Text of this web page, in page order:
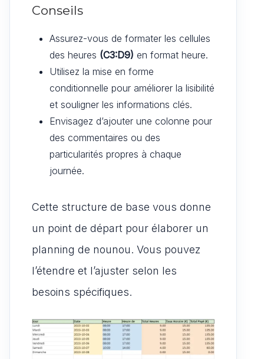
Conseils
Assurez-vous de formater les cellules
des heures (C3:D9) en format heure.
Utilisez la mise en forme
conditionnelle pour améliorer la lisibilité
et souligner les informations clés.
Envisagez d’ajouter une colonne pour
des commentaires ou des
particularités propres à chaque
journée.
Cette structure de base vous donne
un point de départ pour élaborer un
planning de nounou. Vous pouvez
l’étendre et l’ajuster selon les
besoins spécifiques.